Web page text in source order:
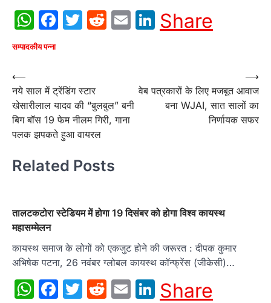
WhatsApp
Facebook
Twitter
Reddit
EmailLinkedIn
Share
सम्पादकीय पन्ना
Post
navigation
⟵
नये साल में ट्रेंडिंग स्टार
खेसारीलाल यादव की “बुलबुल” बनी
बिग बॉस 19 फेम नीलम गिरी, गाना
पलक झपकते हुआ वायरल
वेब पत्रकारों के लिए मजबूत आवाज
बना WJAI, सात सालों का
निर्णायक सफर
⟶
Related Posts
तालटकटोरा स्टेडियम में होगा 19 दिसंबर को होगा विश्व कायस्थ
महासम्मेलन
कायस्थ समाज के लोगों को एकजुट होने की जरूरत : दीपक कुमार
अभिषेक पटना, 26 नवंबर ग्लोबल कायस्थ कॉन्फ्रेंस (जीकेसी)…
WhatsApp
Facebook
Twitter
Reddit
EmailLinkedIn
Share